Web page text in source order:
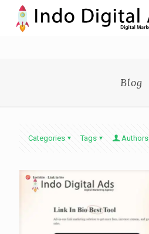
Blog
Categories Tags Authors